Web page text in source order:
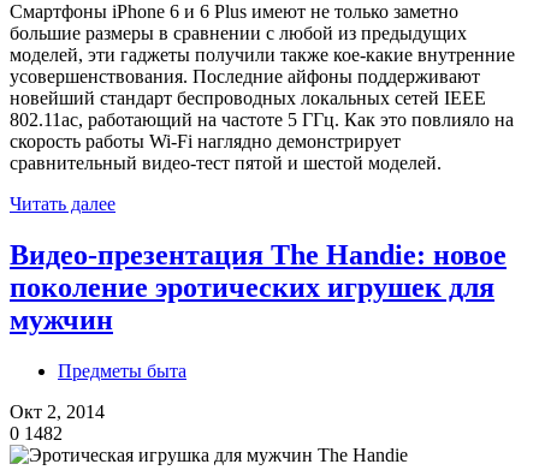
Смартфоны iPhone 6 и 6 Plus имеют не только заметно
большие размеры в сравнении с любой из предыдущих
моделей, эти гаджеты получили также кое-какие внутренние
усовершенствования. Последние айфоны поддерживают
новейший стандарт беспроводных локальных сетей IEEE
802.11ac, работающий на частоте 5 ГГц. Как это повлияло на
скорость работы Wi-Fi наглядно демонстрирует
сравнительный видео-тест пятой и шестой моделей.
Читать далее
Видео-презентация The Handie: новое
поколение эротических игрушек для
мужчин
Предметы быта
Окт 2, 2014
0 1482